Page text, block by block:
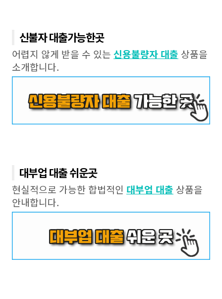
신불자 대출가능한곳
어렵지 않게 받을 수 있는 신용불량자 대출 상품을
소개합니다.
대부업 대출 쉬운곳
현실적으로 가능한 합법적인 대부업 대출 상품을
안내합니다.